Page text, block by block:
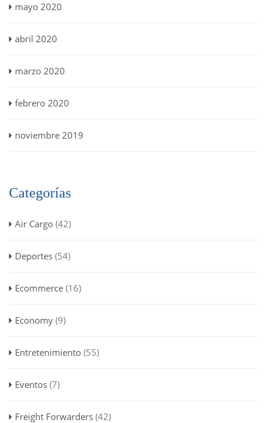
mayo 2020
abril 2020
marzo 2020
febrero 2020
noviembre 2019
Categorías
Air Cargo (42)
Deportes (54)
Ecommerce (16)
Economy (9)
Entretenimiento (55)
Eventos (7)
Freight Forwarders (42)